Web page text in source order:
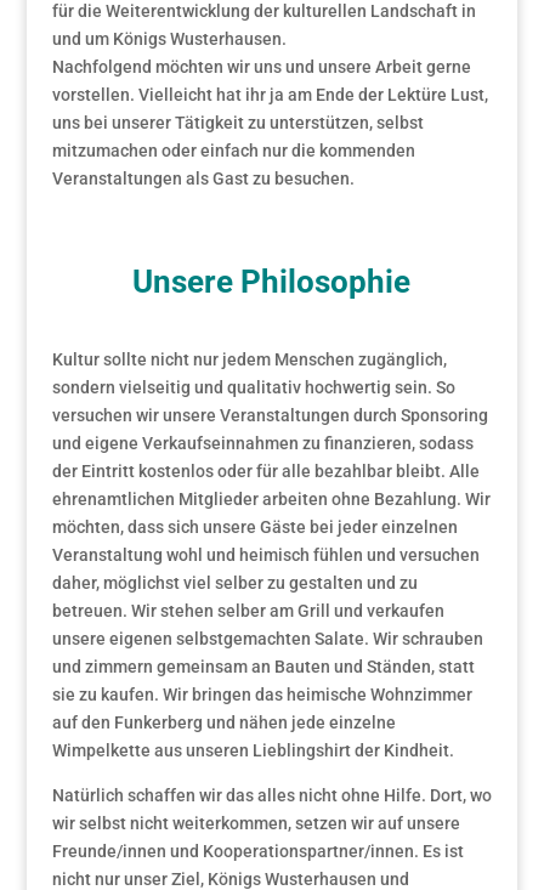
für die Weiterentwicklung der kulturellen Landschaft in
und um Königs Wusterhausen.
Nachfolgend möchten wir uns und unsere Arbeit gerne
vorstellen. Vielleicht hat ihr ja am Ende der Lektüre Lust,
uns bei unserer Tätigkeit zu unterstützen, selbst
mitzumachen oder einfach nur die kommenden
Veranstaltungen als Gast zu besuchen.
Unsere Philosophie
Kultur sollte nicht nur jedem Menschen zugänglich,
sondern vielseitig und qualitativ hochwertig sein. So
versuchen wir unsere Veranstaltungen durch Sponsoring
und eigene Verkaufseinnahmen zu finanzieren, sodass
der Eintritt kostenlos oder für alle bezahlbar bleibt. Alle
ehrenamtlichen Mitglieder arbeiten ohne Bezahlung. Wir
möchten, dass sich unsere Gäste bei jeder einzelnen
Veranstaltung wohl und heimisch fühlen und versuchen
daher, möglichst viel selber zu gestalten und zu
betreuen. Wir stehen selber am Grill und verkaufen
unsere eigenen selbstgemachten Salate. Wir schrauben
und zimmern gemeinsam an Bauten und Ständen, statt
sie zu kaufen. Wir bringen das heimische Wohnzimmer
auf den Funkerberg und nähen jede einzelne
Wimpelkette aus unseren Lieblingshirt der Kindheit.
Natürlich schaffen wir das alles nicht ohne Hilfe. Dort, wo
wir selbst nicht weiterkommen, setzen wir auf unsere
Freunde/innen und Kooperationspartner/innen. Es ist
nicht nur unser Ziel, Königs Wusterhausen und